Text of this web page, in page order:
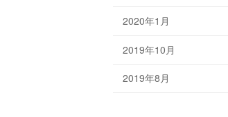
2020年1月
2019年10月
2019年8月